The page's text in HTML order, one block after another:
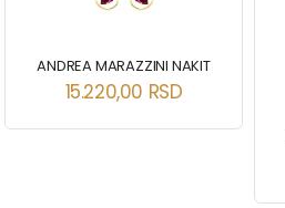
ANDREA MARAZZINI NAKIT
15.220,00 RSD